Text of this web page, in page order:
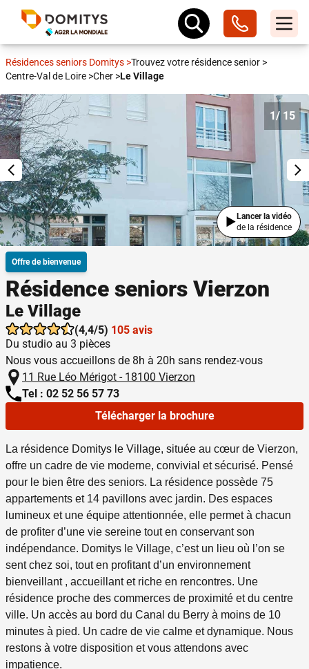
Résidences seniors Domitys >Trouvez votre résidence senior >
Centre-Val de Loire >Cher >Le Village
1/ 15
Lancer la vidéo
de la résidence
Offre de bienvenue
Résidence seniors Vierzon
Le Village
(4,4/5) 105 avis
Du studio au 3 pièces
Nous vous accueillons de 8h à 20h sans rendez-vous
11 Rue Léo Mérigot - 18100 Vierzon
Tel : 02 52 56 57 73
Télécharger la brochure
La résidence Domitys le Village, située au cœur de Vierzon,
offre un cadre de vie moderne, convivial et sécurisé. Pensé
pour le bien être des seniors. La résidence possède 75
appartements et 14 pavillons avec jardin. Des espaces
lumineux et une équipe attentionnée, elle permet à chacun
de profiter d’une vie sereine tout en conservant son
indépendance. Domitys le Village, c’est un lieu où l’on se
sent chez soi, tout en profitant d’un environnement
bienveillant , accueillant et riche en rencontres. Une
résidence proche des commerces de proximité et du centre
ville. Un accès au bord du Canal du Berry à moins de 10
minutes à pied. Un cadre de vie calme et dynamique. Nous
restons à votre disposition et vous attendons avec
impatience.